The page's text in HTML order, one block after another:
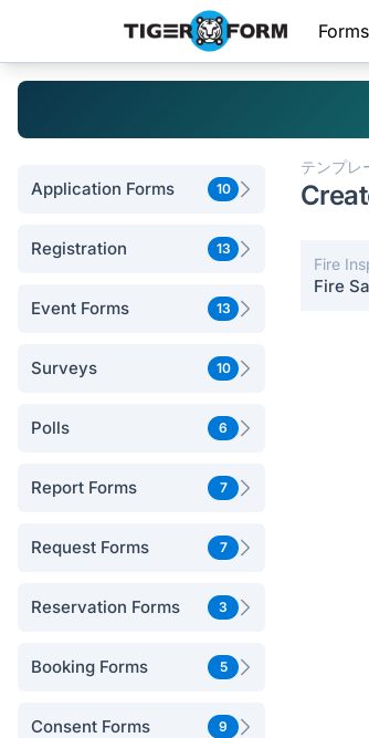
Forms
Application Forms 10
Registration 13
Event Forms 13
Surveys 10
Polls 6
Report Forms 7
Request Forms 7
Reservation Forms 3
Booking Forms 5
Consent Forms 9
テンプレ
Fire
Fire